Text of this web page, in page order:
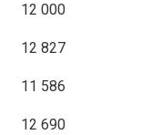
12 000
12 827
11 586
12 690